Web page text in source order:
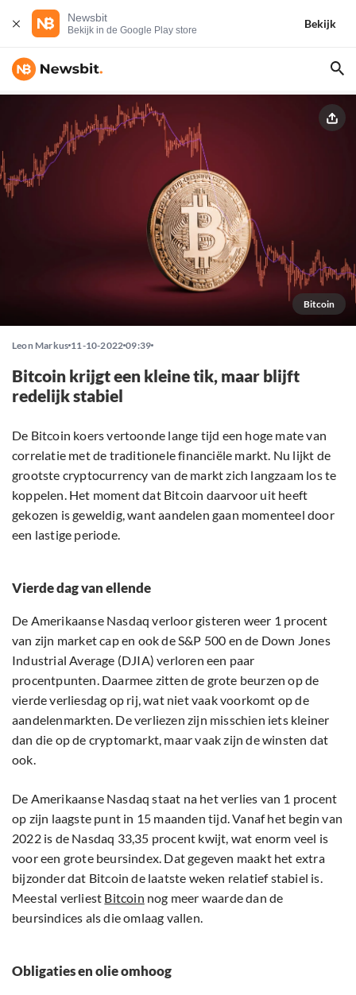
Newsbit
Bekijk in de Google Play store
Bekijk
Bitcoin
Leon Markus 11-10-2022 09:39
Bitcoin krijgt een kleine tik, maar blijft
redelijk stabiel
De Bitcoin koers vertoonde lange tijd een hoge mate van
correlatie met de traditionele financiële markt. Nu lijkt de
grootste cryptocurrency van de markt zich langzaam los te
koppelen. Het moment dat Bitcoin daarvoor uit heeft
gekozen is geweldig, want aandelen gaan momenteel door
een lastige periode.
Vierde dag van ellende
De Amerikaanse Nasdaq verloor gisteren weer 1 procent
van zijn market cap en ook de S&P 500 en de Down Jones
Industrial Average (DJIA) verloren een paar
procentpunten. Daarmee zitten de grote beurzen op de
vierde verliesdag op rij, wat niet vaak voorkomt op de
aandelenmarkten. De verliezen zijn misschien iets kleiner
dan die op de cryptomarkt, maar vaak zijn de winsten dat
ook.
De Amerikaanse Nasdaq staat na het verlies van 1 procent
op zijn laagste punt in 15 maanden tijd. Vanaf het begin van
2022 is de Nasdaq 33,35 procent kwijt, wat enorm veel is
voor een grote beursindex. Dat gegeven maakt het extra
bijzonder dat Bitcoin de laatste weken relatief stabiel is.
Meestal verliest Bitcoin nog meer waarde dan de
beursindices als die omlaag vallen.
Obligaties en olie omhoog